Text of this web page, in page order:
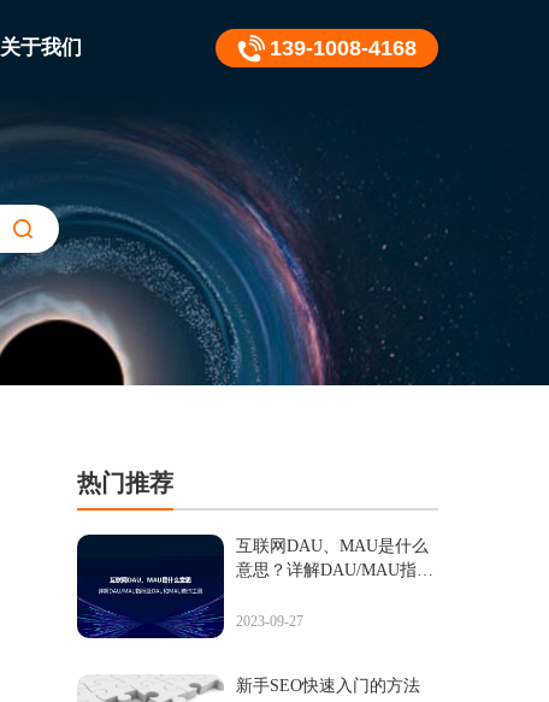
关于我们 139-1008-4168
热门推荐
互联网DAU、MAU是什么
意思？详解DAU/MAU指标
2023-09-27
新手SEO快速入门的方法